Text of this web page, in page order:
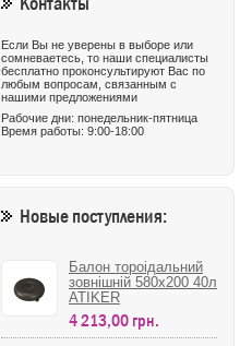
Если Вы не уверены в выборе или
сомневаетесь, то наши специалисты
бесплатно проконсультируют Вас по
любым вопросам, связанным с
нашими предложениями
Рабочие дни: понедельник-пятница
Время работы: 9:00-18:00
Новые поступления:
Балон тороідальний
зовнішній 580х200 40л
ATIKER
4 213,00 грн.